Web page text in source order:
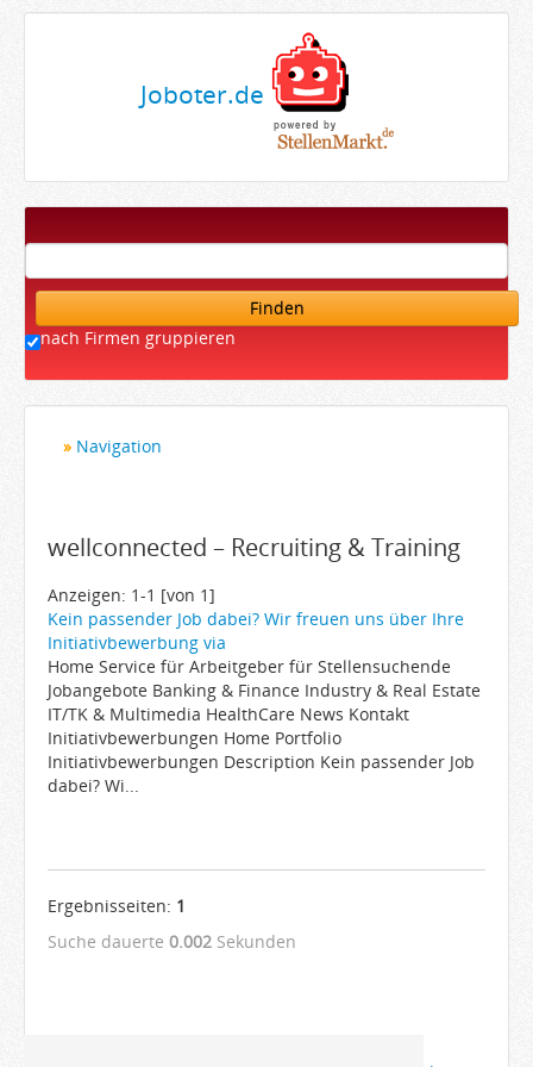
Joboter.de
Finden
nach Firmen gruppieren
Navigation
Arbeitgeber
Firmen von A-Z
Karrieremail
JobWiki
Berufe
Städte
Karriere
wellconnected – Recruiting & Training
Anzeigen: 1-1 [von 1]
Kein passender Job dabei? Wir freuen uns über Ihre
Initiativbewerbung via
Home Service für Arbeitgeber für Stellensuchende
Jobangebote Banking & Finance Industry & Real Estate
IT/TK & Multimedia HealthCare News Kontakt
Initiativbewerbungen Home Portfolio
Initiativbewerbungen Description Kein passender Job
dabei? Wi...
Ergebnisseiten: 1
Suche dauerte 0.002 Sekunden